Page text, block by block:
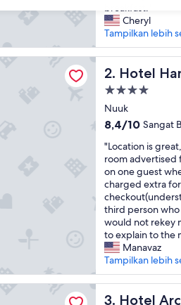
Luar
Biasa,
(237
ulasan)
e
n
t
r
a
y
l
c
a
t
e
d
,
c
l
e
a
n
a
n
breakfast."
Cheryl
Tampilkan lebih
2. Hotel
Hotel Hans
Properti
bintang
4.0
Nuuk
8.4
10,
Sangat
Baik,
(209
ulasan)
8,4/10 Sangat
"
L
o
c
a
t
i
o
n
i
s
g
r
"Location is
room advertised
on one guest
charged extra
third person who
would not rekey
to explain to the
Manavaz
Tampilkan lebih
3. Hotel
Hotel Arctic